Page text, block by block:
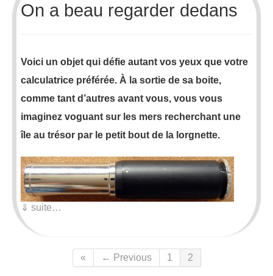
On a beau regarder dedans
Voici un objet qui défie autant vos yeux que votre
calculatrice préférée. À la sortie de sa boite,
comme tant d’autres avant vous, vous vous
imaginez voguant sur les mers recherchant une
île au trésor par le petit bout de la lorgnette.
⇓ suite…
« ← Previous 1 2